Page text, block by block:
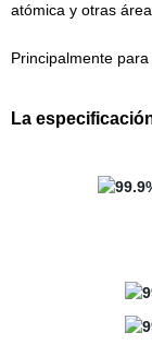
atómica y otras
Principalmente
La